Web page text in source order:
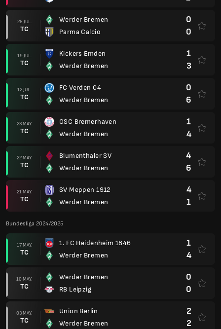
26 JUL.
TC
Werder Bremen
Parma Calcio
0
0
19 JUL.
TC
Kickers Emden
Werder Bremen
1
3
12 JUL.
TC
FC Verden 04
Werder Bremen
0
6
23 MAY.
TC
OSC Bremerhaven
Werder Bremen
1
4
22 MAY.
TC
Blumenthaler SV
Werder Bremen
4
6
21 MAY.
TC
SV Meppen 1912
Werder Bremen
4
1
Bundesliga 2024/2025
17 MAY.
TC
1. FC Heidenheim 1846
Werder Bremen
1
4
10 MAY.
TC
Werder Bremen
RB Leipzig
0
0
03 MAY.
TC
Union Berlin
Werder Bremen
2
2